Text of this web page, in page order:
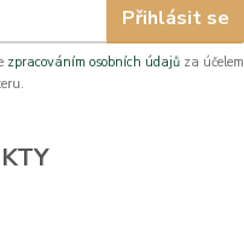
Přihlásit se
zpracováním osobních údajů za účelem